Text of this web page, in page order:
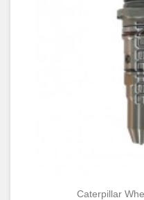
Caterpillar